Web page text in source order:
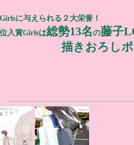
に与えられる２大栄誉！
入賞Girlsは総勢13名の藤子
描きおろし